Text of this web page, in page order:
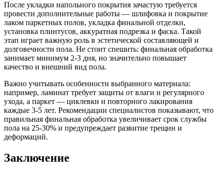
После укладки напольного покрытия зачастую требуется
провести дополнительные работы — шлифовка и покрытие
лаком паркетных полов, укладка финальной отделки,
установка плинтусов, аккуратная подрезка и фаска. Такой
этап играет важную роль в эстетической составляющей и
долговечности пола. Не стоит спешить: финальная обработка
занимает минимум 2-3 дня, но значительно повышает
качество и внешний вид пола.
Важно учитывать особенности выбранного материала:
например, ламинат требует защиты от влаги и регулярного
ухода, а паркет — циклевки и повторного лакирования
каждые 3-5 лет. Рекомендации специалистов показывают, что
правильная финальная обработка увеличивает срок службы
пола на 25-30% и предупреждает развитие трещин и
деформаций.
Заключение